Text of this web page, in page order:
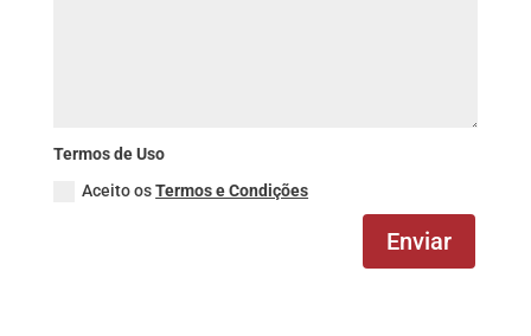
Termos de Uso
Aceito osTermos e Condições
Enviar